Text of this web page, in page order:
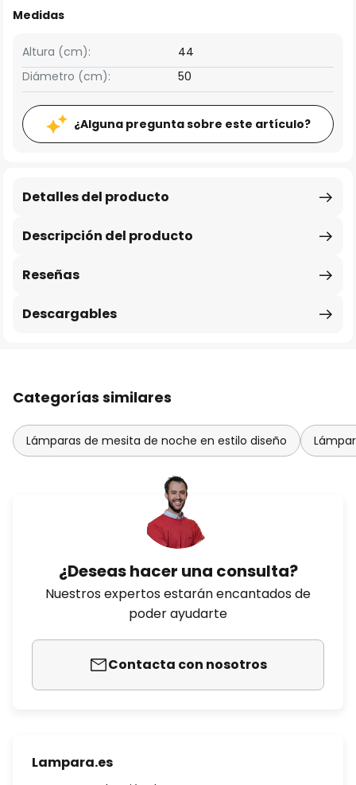
Medidas
Altura (cm):
44
Diámetro (cm):
50
¿Alguna pregunta sobre este artículo?
Descripción del producto
Detalles del producto
Reseñas
Descargables
Categorías similares
Lámparas de mesita de noche en estilo diseño
¿Deseas hacer una consulta?
Nuestros expertos estarán encantados de
poder ayudarte
Contacta con nosotros
Lampara.es